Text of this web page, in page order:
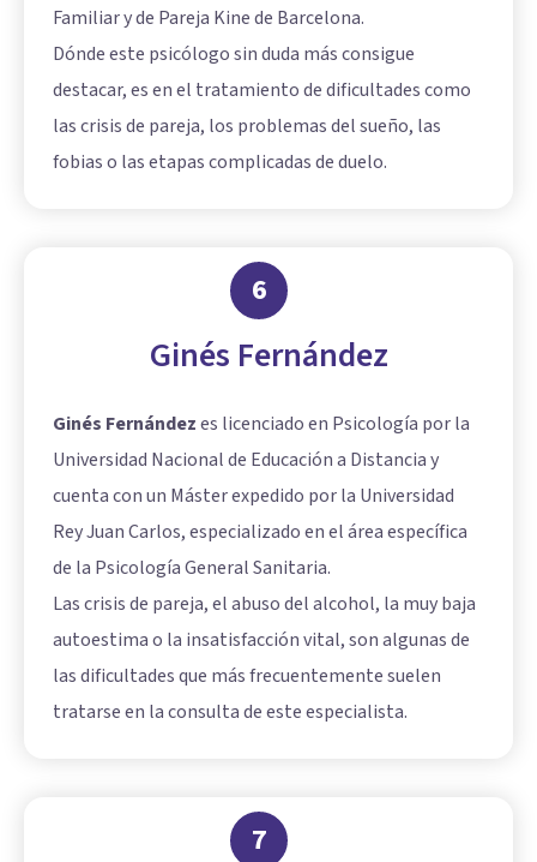
Familiar y de Pareja Kine de Barcelona.
Dónde este psicólogo sin duda más consigue
destacar, es en el tratamiento de dificultades como
las crisis de pareja, los problemas del sueño, las
fobias o las etapas complicadas de duelo.
6
Ginés Fernández
Ginés Fernándezes licenciado en Psicología por la
Universidad Nacional de Educación a Distancia y
cuenta con un Máster expedido por la Universidad
Rey Juan Carlos, especializado en el área específica
de la Psicología General Sanitaria.
Las crisis de pareja, el abuso del alcohol, la muy baja
autoestima o la insatisfacción vital, son algunas de
las dificultades que más frecuentemente suelen
tratarse en la consulta de este especialista.
7